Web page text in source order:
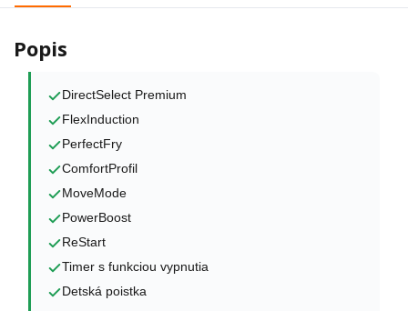
Popis
DirectSelect Premium
FlexInduction
PerfectFry
ComfortProfil
MoveMode
PowerBoost
ReStart
Timer s funkciou vypnutia
Detská poistka